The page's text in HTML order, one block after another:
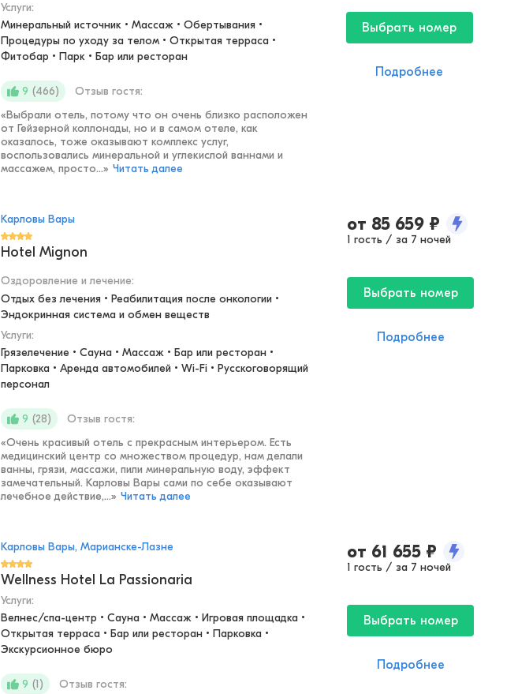
Услуги:
Минеральный источник • Массаж • Обертывания •
Процедуры по уходу за телом • Открытая терраса •
Фитобар • Парк • Бар или ресторан
9 (466)
Отзыв гостя:
«Выбрали отель, потому что он очень близко расположен
от Гейзерной коллонады, но и в самом отеле, как
оказалось, тоже оказывают комплекс услуг,
воспользовались минеральной и углекислой ваннами и
массажем, просто...» Читать далее
Выбрать номер
Подробнее
Карловы Вары
Hotel Mignon
Оздоровление и лечение:
Отдых без лечения • Реабилитация после онкологии •
Эндокринная система и обмен веществ
Услуги:
Грязелечение • Сауна • Массаж • Бар или ресторан •
Парковка • Аренда автомобилей • Wi-Fi • Русскоговорящий
персонал
9 (28)
Отзыв гостя:
«Очень красивый отель с прекрасным интерьером. Есть
медицинский центр со множеством процедур, нам делали
ванны, грязи, массажи, пили минеральную воду, эффект
замечательный. Карловы Вары сами по себе оказывают
лечебное действие,...» Читать далее
от 85 659 ₽
1 гость / за 7 ночей
Выбрать номер
Подробнее
Карловы Вары, Марианске-Лазне
Wellness Hotel La Passionaria
Услуги:
Велнес/спа-центр • Сауна • Массаж • Игровая площадка •
Открытая терраса • Бар или ресторан • Парковка •
Экскурсионное бюро
9 (1)
Отзыв гостя:
от 61 655 ₽
1 гость / за 7 ночей
Выбрать номер
Подробнее